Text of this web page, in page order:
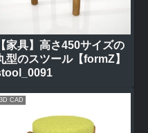
【家具】高さ450サイズの
型のスツール【formZ】
3D CAD